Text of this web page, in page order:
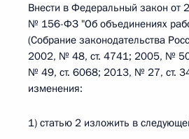
Внести в Федеральный закон от
№ 156-ФЗ "Об объединениях
(Собрание законодательства
2002, № 48, ст. 4741; 2005, №
№ 49, ст. 6068; 2013, № 27, ст.
изменения:
1) статью 2 изложить в